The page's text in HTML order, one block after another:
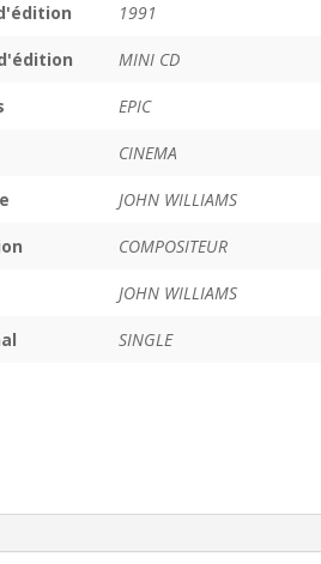
1991
MINI CD
EPIC
CINEMA
JOHN WILLIAMS
COMPOSITEUR
JOHN WILLIAMS
SINGLE